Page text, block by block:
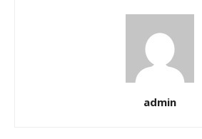
admin